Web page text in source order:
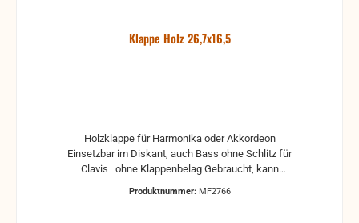
Klappe Holz 26,7x16,5
Holzklappe für Harmonika oder Akkordeon
Einsetzbar im Diskant, auch Bass ohne Schlitz für
Clavis ohne Klappenbelag Gebraucht, kann
Gebrauchsspuren und Reste von Kleber und Belag
Produktnummer: MF2766